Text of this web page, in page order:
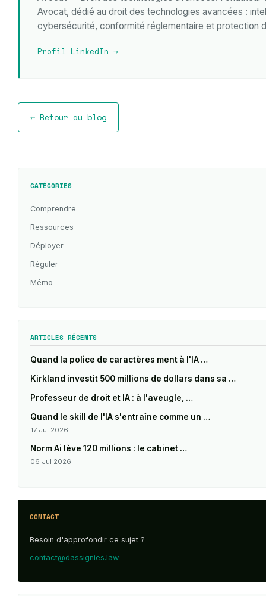
Avocat, dédié au droit des technologies avancées :
cybersécurité, conformité réglementaire et protection
Profil LinkedIn →
← Retour au blog
CATÉGORIES
Comprendre
Ressources
Déployer
Réguler
Mémo
ARTICLES RÉCENTS
Quand la police de caractères ment à l'IA …
Kirkland investit 500 millions de dollars dans sa …
Professeur de droit et IA : à l'aveugle, …
Quand le skill de l'IA s'entraîne comme un …
17 Jul 2026
Norm Ai lève 120 millions : le cabinet …
06 Jul 2026
CONTACT
Besoin d'approfondir ce sujet ?
contact@dassignies.law